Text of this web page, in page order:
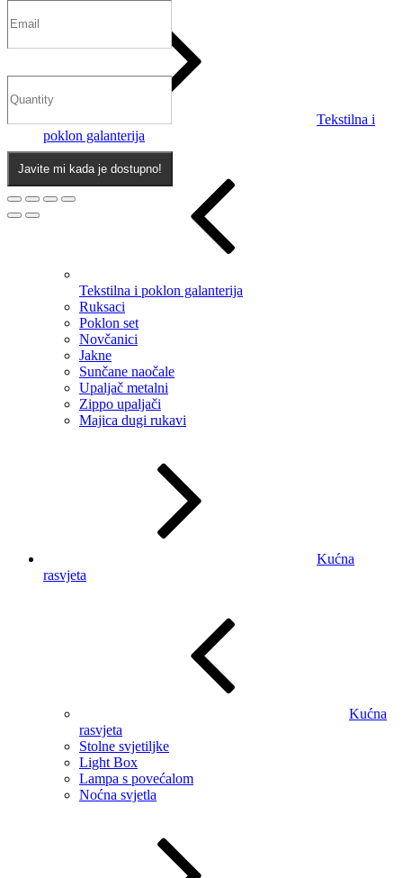
Tekstilna i
poklon galanterija
Tekstilna i poklon galanterija
Ruksaci
Poklon set
Novčanici
Jakne
Sunčane naočale
Upaljač metalni
Zippo upaljači
Majica dugi rukavi
Kućna
rasvjeta
Kućna
rasvjeta
Stolne svjetiljke
Light Box
Lampa s povećalom
Noćna svjetla
Javite mi kada je dostupno!